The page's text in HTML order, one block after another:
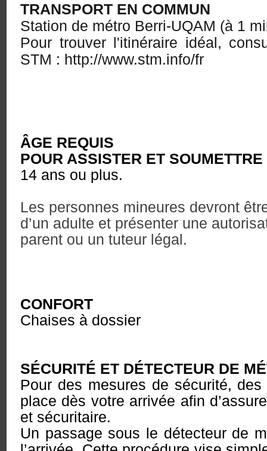
TRANSPORT EN COMMUN
Station de métro Berri-UQAM (à 1
Pour trouver l'itinéraire idéal,
STM : http://www.stm.info/fr
ÂGE REQUIS
POUR ASSISTER ET
14 ans ou plus.
Les personnes mineures devront
d’un adulte et présenter une
parent ou un tuteur légal.
CONFORT
Chaises à dossier
SÉCURITÉ ET DÉTECTEUR DE
Pour des mesures de sécurité,
place dès votre arrivée afin
et sécuritaire.
Un passage sous le détecteur de